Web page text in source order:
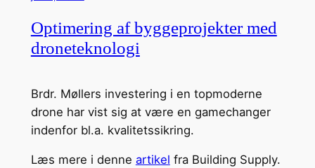
Optimering af byggeprojekter med
droneteknologi
Brdr. Møllers investering i en topmoderne
drone har vist sig at være en gamechanger
indenfor bl.a. kvalitetssikring.
Læs mere i denne artikel fra Building Supply.